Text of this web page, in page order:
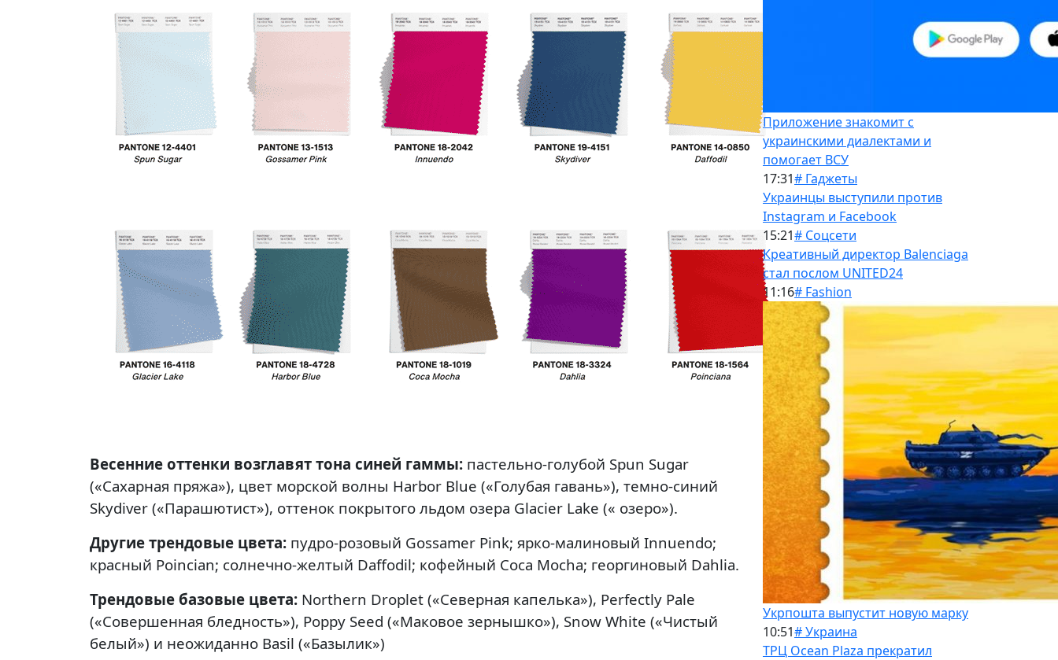
Весенние оттенки возглавят тона синей гаммы: пастельно-голубой Spun Sugar
(«Сахарная пряжа»), цвет морской волны Harbor Blue («Голубая гавань»), темно-синий
Skydiver («Парашютист»), оттенок покрытого льдом озера Glacier Lake (« озеро»).
Другие трендовые цвета: пудро-розовый Gossamer Pink; ярко-малиновый Innuendo;
красный Poincian; солнечно-желтый Daffodil; кофейный Coca Mocha; георгиновый Dahlia.
Трендовые базовые цвета: Northern Droplet («Северная капелька»), Perfectly Pale
(«Совершенная бледность»), Poppy Seed («Маковое зернышко»), Snow White («Чистый
белый») и неожиданно Basil («Базылик»)
Приложение знакомит с
украинскими диалектами и
помогает ВСУ
17:31# Гаджеты
Украинцы выступили против
Instagram и Facebook
15:21# Соцсети
Креативный директор Balenciaga
стал послом UNITED24
11:16# Fashion
Укрпошта выпустит новую марку
10:51# Украина
ТРЦ Ocean Plaza прекратил